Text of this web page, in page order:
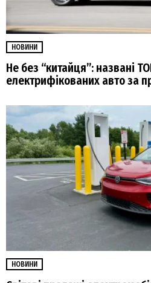
НОВИНИ
Не без “китайця”: названі
електрифікованих авто за
НОВИНИ